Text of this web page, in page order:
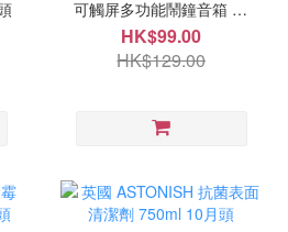
可觸屏多功能鬧鐘音箱 10
月中
HK$99.00
HK$129.00